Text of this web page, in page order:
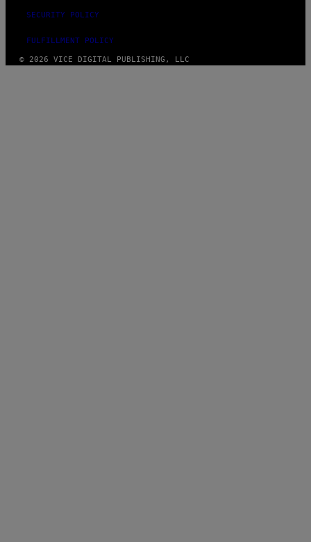
SECURITY POLICY
FULFILLMENT POLICY
© 2026 VICE DIGITAL PUBLISHING, LLC